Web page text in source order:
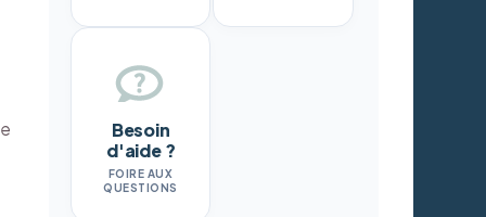
Besoin
d'aide ?
FOIRE AUX
QUESTIONS